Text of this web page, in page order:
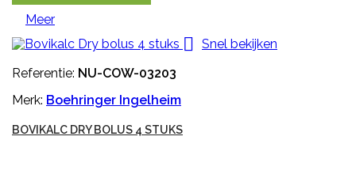
Meer

Snel bekijken
Referentie: NU-COW-03203
Merk: Boehringer Ingelheim
BOVIKALC DRY BOLUS 4 STUKS